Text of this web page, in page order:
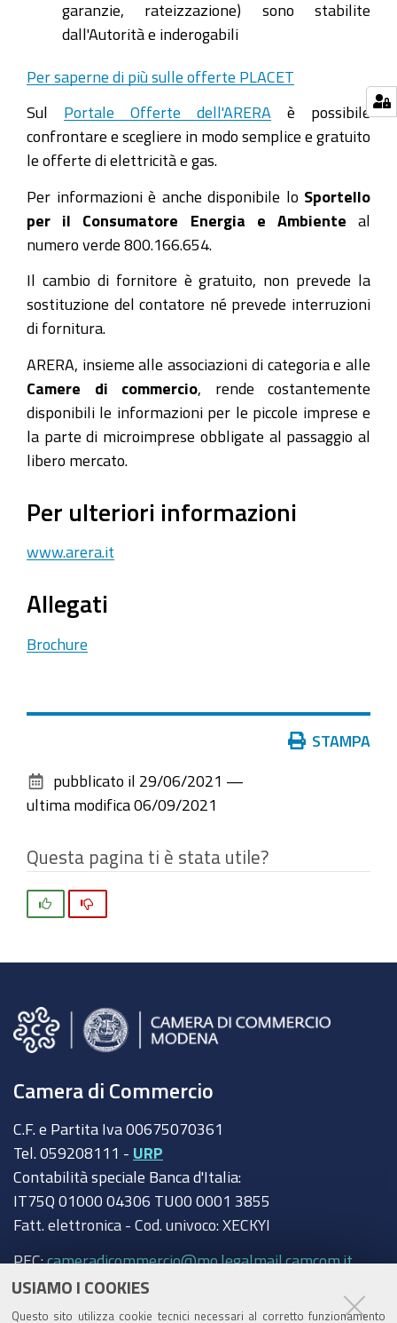
USIAMO I COOKIES
Questo sito utilizza cookie tecnici necessari al corretto funzionamento
garanzie, rateizzazione) sono stabilite
dall'Autorità e inderogabili
Per saperne di più sulle offerte PLACET
Sul Portale Offerte dell'ARERA è possibile
confrontare e scegliere in modo semplice e gratuito
le offerte di elettricità e gas.
Per informazioni è anche disponibile lo Sportello
per il Consumatore Energia e Ambiente al
numero verde 800.166.654.
Il cambio di fornitore è gratuito, non prevede la
sostituzione del contatore né prevede interruzioni
di fornitura.
ARERA, insieme alle associazioni di categoria e alle
Camere di commercio , rende costantemente
disponibili le informazioni per le piccole imprese e
la parte di microimprese obbligate al passaggio al
libero mercato.
Per ulteriori informazioni
www.arera.it
Allegati
Brochure
documento
STAMPA
pubblicato il 29/06/2021 —
ultima modifica 06/09/2021
Questa pagina ti è stata utile?
Camera di Commercio
C.F. e Partita Iva 00675070361
Tel. 059208111 - URP
Contabilità speciale Banca d'Italia:
IT75Q 01000 04306 TU00 0001 3855
Fatt. elettronica - Cod. univoco: XECKYI
PEC:cameradicommercio@mo.legalmail.camcom.it
Trasparenza